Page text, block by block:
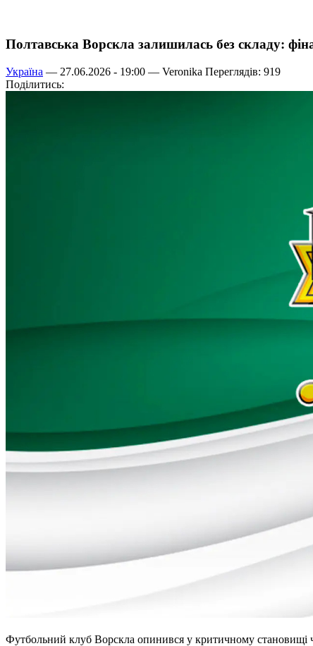
Полтавська Ворскла залишилась без складу:
Україна — 27.06.2026 - 19:00 — Veronika Переглядів: 919
Поділитись:
Футбольний клуб Ворскла опинився у критичному становищі